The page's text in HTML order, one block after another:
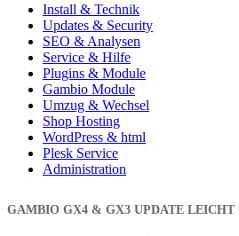
Install & Technik
Updates & Security
SEO & Analysen
Service & Hilfe
Plugins & Module
Gambio Module
Umzug & Wechsel
Shop Hosting
WordPress & html
Plesk Service
Administration
GAMBIO GX4 & GX3 UPDATE LEICHT